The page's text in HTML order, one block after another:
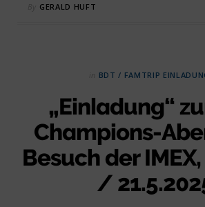
GERALD HUFT
BDT / FAMTRIP
„Einladung“
Champions-
Besuch der IMEX,
/